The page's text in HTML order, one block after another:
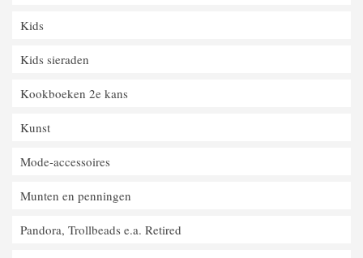
Kids
Kids sieraden
Kookboeken 2e kans
Kunst
Mode-accessoires
Munten en penningen
Pandora, Trollbeads e.a. Retired